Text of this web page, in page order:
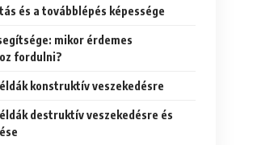
és a továbblépés képessége
mikor érdemes
fordulni?
konstruktív veszekedésre
destruktív veszekedésre és